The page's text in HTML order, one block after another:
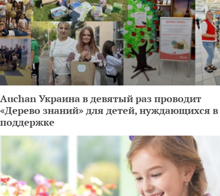
Auchan Украина в девятый раз проводит
«Дерево знаний» для детей, нуждающихся в
поддержке